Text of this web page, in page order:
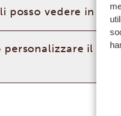
posso vedere in
personalizzare il